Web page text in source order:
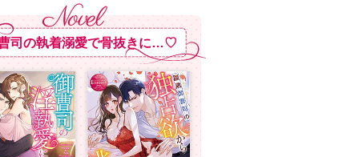
司の執着溺愛で骨抜きに…♡